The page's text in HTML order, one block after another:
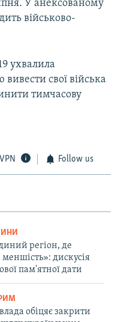
У анексованому
військово-
ухвалила
свої війська
тимчасову
Follow us
регіон, де
меншість»: дискусія
пам'ятної дати
обіцяє закрити